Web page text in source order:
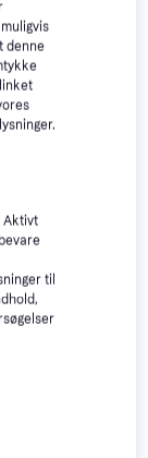
denne
Aktivt
til